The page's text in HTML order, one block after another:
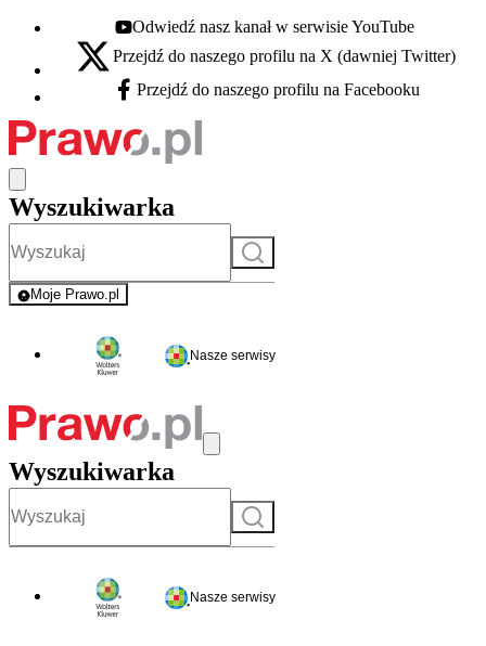
Youtube - otwiera się w nowej karcie
Odwiedź nasz kanał w serwisie YouTube
X - otwiera się w nowej karcie
Przejdź do naszego profilu na X (dawniej Twitter)
Facebook - otwiera się w nowej karcie
Przejdź do naszego profilu na Facebooku
Wyszukiwarka
Szukaj
Moje Prawo.pl
- rejestracja i logowanie do serwisu
Nasze serwisy
Wyszukiwarka
Szukaj
Nasze serwisy